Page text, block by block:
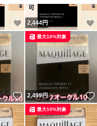
いいね！
2,444円
いいね！
2,499円
最大10%対象
最大10%対象